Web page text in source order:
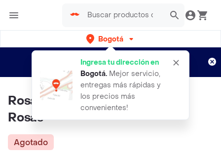
Bogotá
Ingresa tu dirección en
Bogotá. Mejor servicio,
entregas más rápidas y
los precios más
convenientes!
envíos gratis por semanas
Aplican TyC
Rosas Rojas Enamorados X50
Rosas
Agotado